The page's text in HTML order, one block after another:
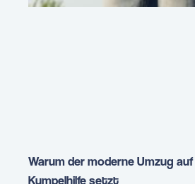
Warum der moderne Umzug
Kumpelhilfe setzt